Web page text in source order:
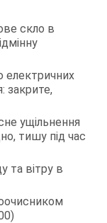
скло в
закрите,
ущільнення
тишу під час
та вітру в